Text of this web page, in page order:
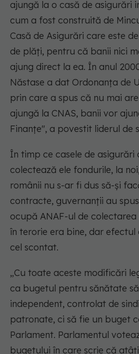
ajungă la o casă de asigurări
cum a fost construită de
Casă de Asigurări care este
de plăți, pentru că banii nici
ajung direct la ea. În anul
Năstase a dat Ordonanța de
prin care a spus că nu mai
ajungă la CNAS, banii vor
Finanțe", a povestit liderul de
În timp ce casele de asigurări
colectează ele fondurile, la
românii nu s-ar fi dus să-și
contracte, guvernanții au
ocupă ANAF-ul de colectarea
în terorie era bine, dar
cel scontat.
„Cu toate aceste modificări
ca bugetul pentru sănătate
independent, controlat de
patronate, ci să fie un buget
Parlament. Parlamentul
bugetului în care scrie că